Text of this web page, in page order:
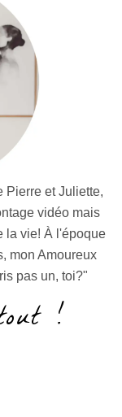
Pierre et Juliette,
vidéo mais
la vie! À l'époque
mon Amoureux
pas un, toi?"
!